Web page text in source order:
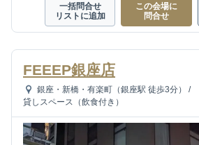
一括問合せ
リストに追加
この会場に
問合せ
FEEEP銀座店
銀座・新橋・有楽町（銀座駅 徒歩3分）
/
貸しスペース（飲食付き）